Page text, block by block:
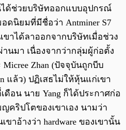
ได้ช่วยบริษัทออกแบบอุปกรณ์
ดนิยมที่มีชื่อว่า Antminer S7
ขาได้ลาออกจากบริษัทเมื่อช่วง
นมา เนื่องจากว่ากลุ่มผู้ก่อตั้ง
Micree Zhan (ปัจจุบันถูกบีบ
แล้ว) ปฏิเสธไม่ให้หุ้นแก่เขา
อน นาย Yang ก็ได้ประกาศก่อ
คริปโตของเขาเอง นามว่า
าอ้างว่า hardware ของเขานั้น